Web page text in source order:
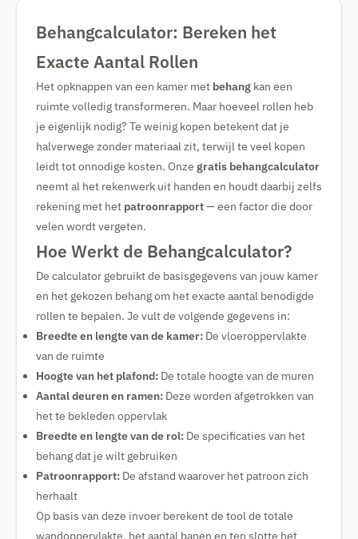
Behangcalculator: Bereken het
Exacte Aantal Rollen
Het opknappen van een kamer met behang kan een
ruimte volledig transformeren. Maar hoeveel rollen heb
je eigenlijk nodig? Te weinig kopen betekent dat je
halverwege zonder materiaal zit, terwijl te veel kopen
leidt tot onnodige kosten. Onze gratis behangcalculator
neemt al het rekenwerk uit handen en houdt daarbij zelfs
rekening met het patroonrapport— een factor die door
velen wordt vergeten.
Hoe Werkt de Behangcalculator?
De calculator gebruikt de basisgegevens van jouw kamer
en het gekozen behang om het exacte aantal benodigde
rollen te bepalen. Je vult de volgende gegevens in:
Breedte en lengte van de kamer: De vloeroppervlakte
van de ruimte
Hoogte van het plafond: De totale hoogte van de muren
Aantal deuren en ramen: Deze worden afgetrokken van
het te bekleden oppervlak
Breedte en lengte van de rol: De specificaties van het
behang dat je wilt gebruiken
Patroonrapport: De afstand waarover het patroon zich
herhaalt
Op basis van deze invoer berekent de tool de totale
wandoppervlakte, het aantal banen en ten slotte het